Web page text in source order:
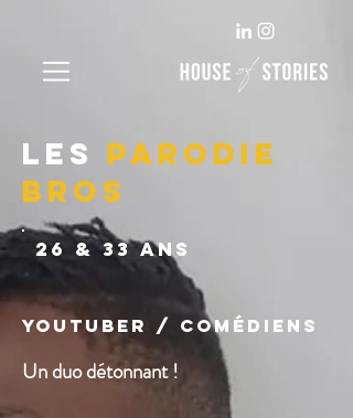
LES PARODIE
BROS
26 & 33 ANS
Youtuber / Comédiens
Un duo détonnant !